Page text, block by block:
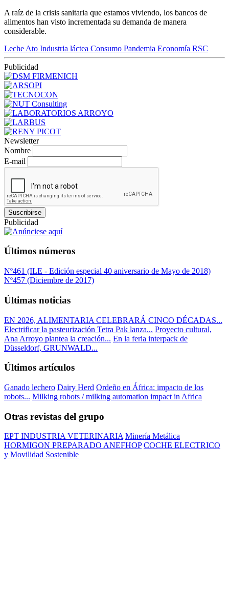
A raíz de la crisis sanitaria que estamos viviendo, los bancos de
alimentos han visto incrementada su demanda de manera
considerable.
Leche Ato Industria láctea Consumo Pandemia Economía RSC
Publicidad
Newsletter
Nombre
E-mail
Suscribirse
Publicidad
Últimos números
Nº461 (ILE - Edición especial 40 aniversario de Mayo de 2018)
Nº457 (Diciembre de 2017)
Últimas noticias
EN 2026, ALIMENTARIA CELEBRARÁ CINCO DÉCADAS...
Electrificar la pasteurización Tetra Pak lanza... Proyecto cultural,
Ana Arroyo plantea la creación... En la feria interpack de
Düsseldorf, GRUNWALD...
Últimos artículos
Ganado lechero Dairy Herd Ordeño en África: impacto de los
robots... Milking robots / milking automation impact in Africa
Otras revistas del grupo
EPT INDUSTRIA VETERINARIA Minería Metálica
HORMIGON PREPARADO ANEFHOP COCHE ELECTRICO
y Movilidad Sostenible